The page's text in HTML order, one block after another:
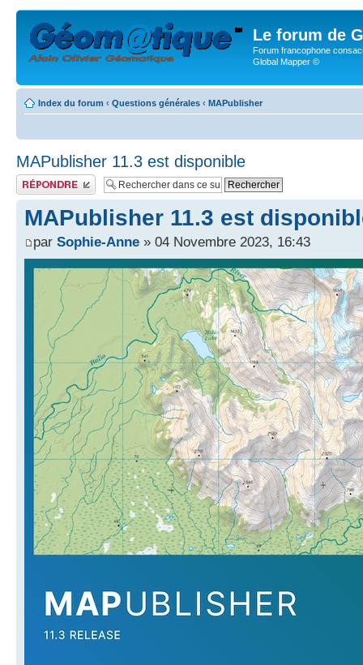
Le forum de
Forum francophone
Global Mapper ©
Index du forum ‹ Questions générales ‹ MAPublisher
MAPublisher 11.3 est disponible
Publier une réponse
MAPublisher 11.3 est
par Sophie-Anne » 04 Novembre 2023, 16:43